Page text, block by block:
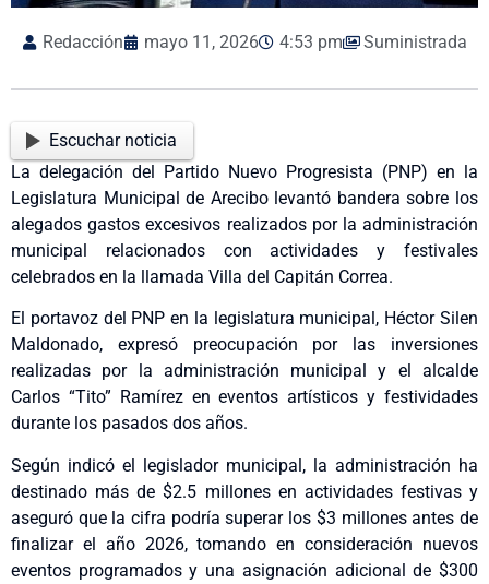
Redacción mayo 11, 2026 4:53 pm Suministrada
Escuchar noticia
La delegación del Partido Nuevo Progresista (PNP) en la
Legislatura Municipal de Arecibo levantó bandera sobre los
alegados gastos excesivos realizados por la administración
municipal relacionados con actividades y festivales
celebrados en la llamada Villa del Capitán Correa.
El portavoz del PNP en la legislatura municipal, Héctor Silen
Maldonado, expresó preocupación por las inversiones
realizadas por la administración municipal y el alcalde
Carlos “Tito” Ramírez en eventos artísticos y festividades
durante los pasados dos años.
Según indicó el legislador municipal, la administración ha
destinado más de $2.5 millones en actividades festivas y
aseguró que la cifra podría superar los $3 millones antes de
finalizar el año 2026, tomando en consideración nuevos
eventos programados y una asignación adicional de $300